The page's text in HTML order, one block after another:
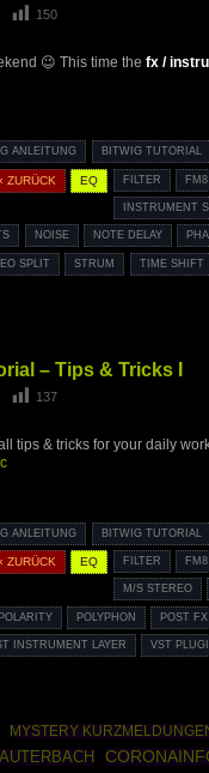
150
😉 This time the fx /
ANLEITUNG BITWIG TUTORIAL
ZURÜCK EQ FILTER FM8
INSTRUMENT
NOISE NOTE DELAY
SPLIT STRUM TIME SHIFT
– Tips & Tricks I
137
tips & tricks for your daily
ANLEITUNG BITWIG TUTORIAL
ZURÜCK EQ FILTER FM8
M/S STEREO
POLARITY POLYPHON POST FX
INSTRUMENT LAYER VST
MYSTERY